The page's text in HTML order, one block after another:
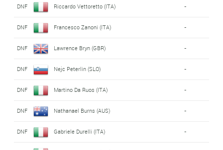
DNF Riccardo Vettoretto (ITA) -
DNF Francesco Zanoni (ITA) -
DNF Lawrence Bryn (GBR) -
DNF Nejc Peterlin (SLO) -
DNF Martino Da Ruos (ITA) -
DNF Nathanael Burns (AUS) -
DNF Gabriele Durelli (ITA) -